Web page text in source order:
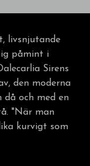
livsnjutande
påmint i
Sirens
den moderna
och med en
"När man
kurvigt som